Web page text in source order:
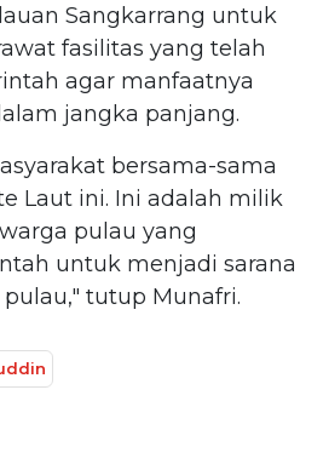
Sangkarrang untuk
fasilitas yang telah
agar manfaatnya
jangka panjang.
bersama-sama
Laut ini. Ini adalah milik
pulau yang
untuk menjadi sarana
tutup Munafri.